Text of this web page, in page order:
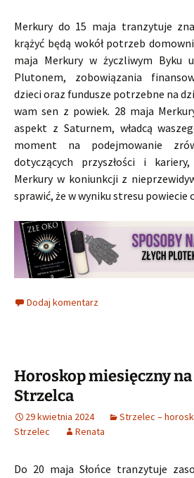
Merkury do 15 maja tranzytuje
krążyć będą wokół potrzeb
maja Merkury w życzliwym Byku
Plutonem, zobowiązania
dzieci oraz fundusze potrzebne na
wam sen z powiek. 28 maja
aspekt z Saturnem, władcą
moment na podejmowanie
dotyczących przyszłości i
Merkury w koniunkcji z
sprawić, że w wyniku stresu powiecie
Dodaj komentarz
Horoskop miesięczny
Strzelca
29 kwietnia 2024
Strzelec –
Strzelec
Renata
Do 20 maja Słońce tranzytuje